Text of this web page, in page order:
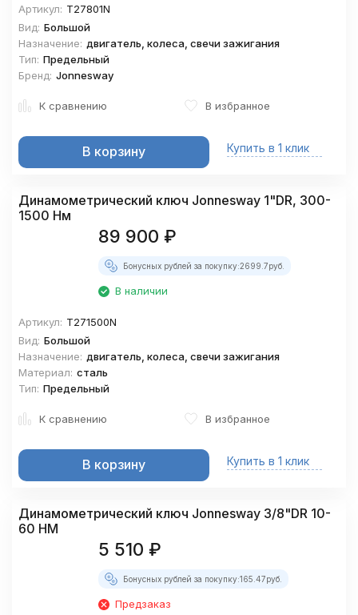
Артикул: T27801N
Вид: Большой
Назначение: двигатель, колеса, свечи зажигания
Тип: Предельный
Бренд: Jonnesway
К сравнению В избранное
В корзину Купить в 1 клик
Динамометрический ключ Jonnesway 1"DR, 300-
1500 Нм
89 900 ₽
Бонусных рублей за покупку:2699.7руб.
В наличии
Артикул: T271500N
Вид: Большой
Назначение: двигатель, колеса, свечи зажигания
Материал: сталь
Тип: Предельный
К сравнению В избранное
В корзину Купить в 1 клик
Динамометрический ключ Jonnesway 3/8"DR 10-
60 НМ
5 510 ₽
Бонусных рублей за покупку:165.47руб.
Предзаказ